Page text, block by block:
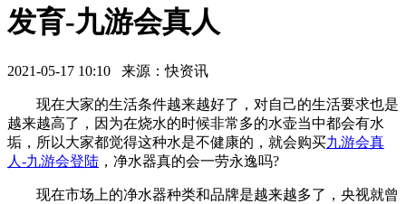
发育-九游会真人
2021-05-17 10:10 来源：快资讯
现在大家的生活条件越来越好了，对自己的生活要求也是
越来越高了，因为在烧水的时候非常多的水壶当中都会有水
垢，所以大家都觉得这种水是不健康的，就会购买九游会真
人-九游会登陆 ，净水器真的会一劳永逸吗?
现在市场上的净水器种类和品牌是越来越多了，央视就曾